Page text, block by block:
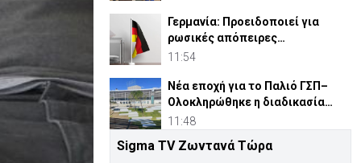
Γερμανία: Προειδοποιεί για
ρωσικές απόπειρες
παραπληροφόρησης ενόψει
11:54
Νέα εποχή για το Παλιό ΓΣΠ–
Ολοκληρώθηκε η διαδικασία
ανάθεσης των υποστατικών
11:48
Παπαναστασίου:«Αναγκαίος ο
Sigma TV Ζωντανά Τώρα